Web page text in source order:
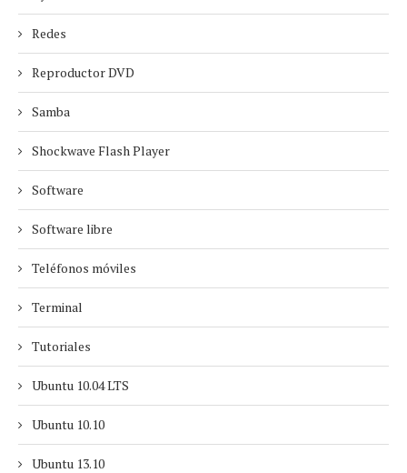
Redes
Reproductor DVD
Samba
Shockwave Flash Player
Software
Software libre
Teléfonos móviles
Terminal
Tutoriales
Ubuntu 10.04 LTS
Ubuntu 10.10
Ubuntu 13.10